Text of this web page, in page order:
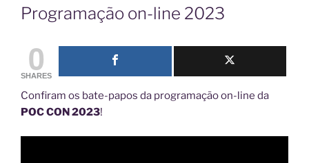
EM
Programação on-line 2023
0
SHARES
Confiram os bate-papos da programação on-line da
POC CON 2023!